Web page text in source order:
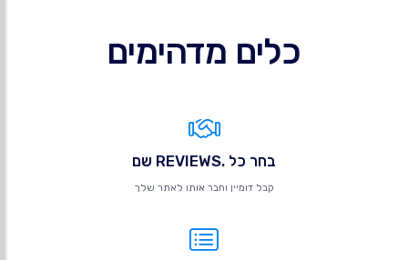
כלים מדהימים
בחר כל .REVIEWS שם
קבל דומיין וחבר אותו לאתר שלך